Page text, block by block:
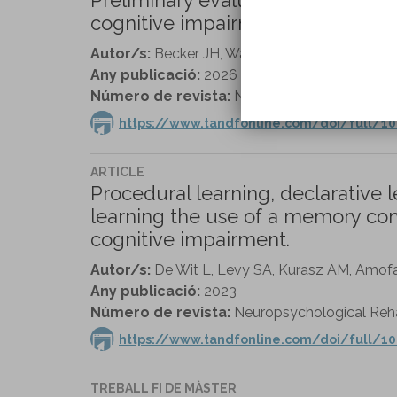
cognitive impairment: A pilot
Autor/s: Becker JH, Watson E, Zubair N,
Any publicació: 2026
Número de revista: Neuropsychological
https://www.tandfonline.com/doi/full/
ARTICLE
Procedural learning, declarative
learning the use of a memory
cognitive impairment.
Autor/s: De Wit L, Levy SA, Kurasz AM,
Any publicació: 2023
Número de revista: Neuropsychological
https://www.tandfonline.com/doi/full/
TREBALL FI DE MÀSTER